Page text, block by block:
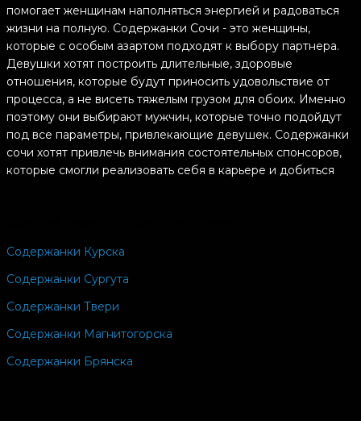
помогает женщинам наполняться энергией и радоваться
жизни на полную. Содержанки Сочи - это женщины,
которые с особым азартом подходят к выбору партнера.
Девушки хотят построить длительные, здоровые
отношения, которые будут приносить удовольствие от
процесса, а не висеть тяжелым грузом для обоих. Именно
поэтому они выбирают мужчин, которые точно подойдут
под все параметры, привлекающие девушек. Содержанки
сочи хотят привлечь внимания состоятельных спонсоров,
которые смогли реализовать себя в карьере и добиться
компанию парней, которые могут взять на себя
команду или бизнес. Такие мужчины обладают волевым
характером, сильной харизмой и не бояться трудностей. С
переживая о будущем. Содержанки Сочи готовые
встретиться используют социальные сети и различные
Содержанки Курска
Содержанки Сургута
Содержанки Твери
Содержанки Магнитогорска
Содержанки Брянска